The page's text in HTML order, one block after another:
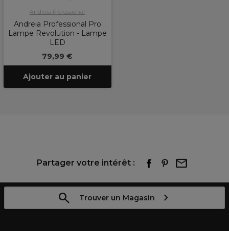
Andreia Professional
Andreia Professional Pro
Lampe Revolution - Lampe
LED
79,99 €
Ajouter au panier
Partager votre intérêt :
Trouver un Magasin